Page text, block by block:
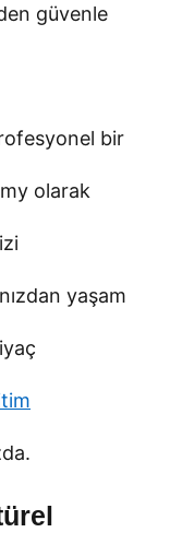
güvenle
bir
olarak
yaşam